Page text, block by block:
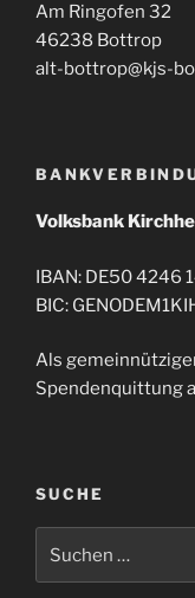
Am Ringofen 32
46238 Bottrop
alt-bottrop@kjs-
Volksbank
IBAN: DE50 4246
BIC:
Als
Spendenquittung
SUCHE
nach: